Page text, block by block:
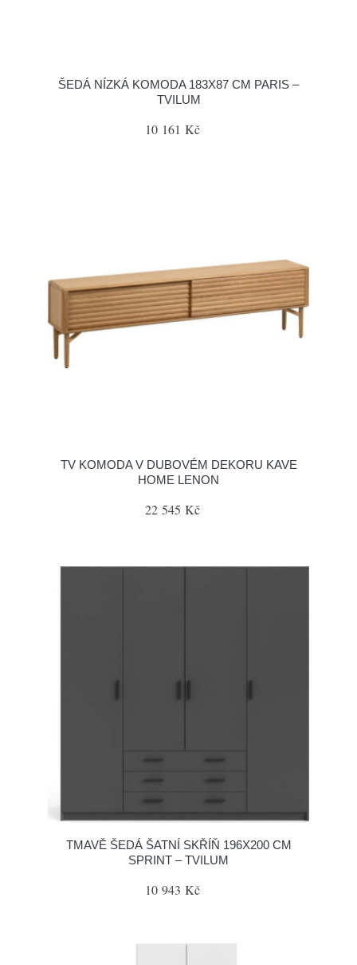
ŠEDÁ NÍZKÁ KOMODA 183X87 CM PARIS –
TVILUM
10 161 Kč
TV KOMODA V DUBOVÉM DEKORU KAVE
HOME LENON
22 545 Kč
TMAVĚ ŠEDÁ ŠATNÍ SKŘÍŇ 196X200 CM
SPRINT – TVILUM
10 943 Kč